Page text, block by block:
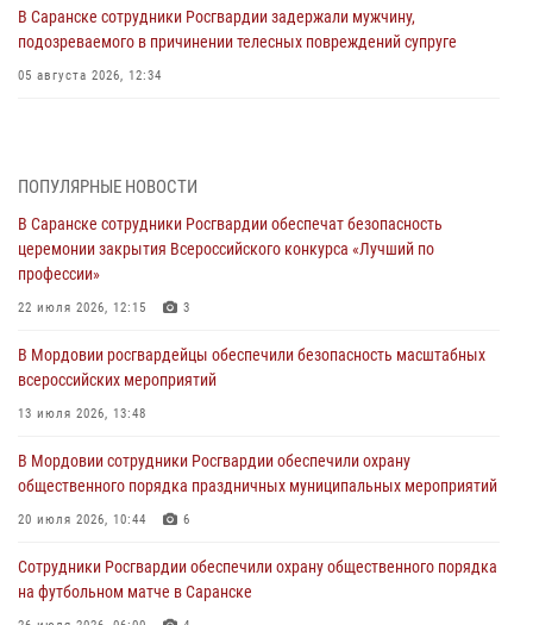
В Саранске сотрудники Росгвардии задержали мужчину,
подозреваемого в причинении телесных повреждений супруге
05 августа 2026, 12:34
05 августа 2026, 09:04 4
Помощь из Мордовии защитникам Отечества: центр лицензионно-
разрешительной работы передал очередную партию вооружения в
зону СВО
04 августа 2026, 11:13
Сотрудники Росгвардии Мордовии стали призерами
республиканских соревнований по служебному шестиборью
04 августа 2026, 08:27
В Саранске росгвардейцы пресекли нарушение правопорядка:
«отдых» на лавочке закончился в отделе полиции
04 августа 2026, 07:06
В Саранске сотрудники Росгвардии задержали гражданина за
нанесение побоев
ПОПУЛЯРНЫЕ НОВОСТИ
В Саранске сотрудники Росгвардии обеспечат безопасность
церемонии закрытия Всероссийского конкурса «Лучший по
профессии»
22 июля 2026, 12:15 3
В Мордовии росгвардейцы обеспечили безопасность масштабных
всероссийских мероприятий
13 июля 2026, 13:48
В Мордовии сотрудники Росгвардии обеспечили охрану
общественного порядка праздничных муниципальных мероприятий
20 июля 2026, 10:44 6
Сотрудники Росгвардии обеспечили охрану общественного порядка
на футбольном матче в Саранске